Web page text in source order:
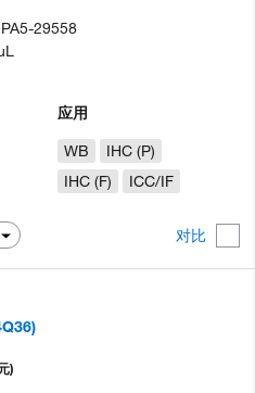
对比
应用
WB
IHC (P)
IHC (F)
ICC/IF
PA5-29558
)